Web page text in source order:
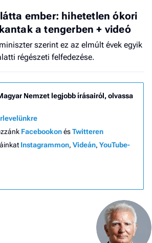
ember: hihetetlen ókori
a tengerben + videó
szerint ez az elmúlt évek egyik
régészeti felfedezése.
Nemzet legjobb írásairól, olvassa
FacebookonésTwitteren
Instagrammon, Videán, YouTube-